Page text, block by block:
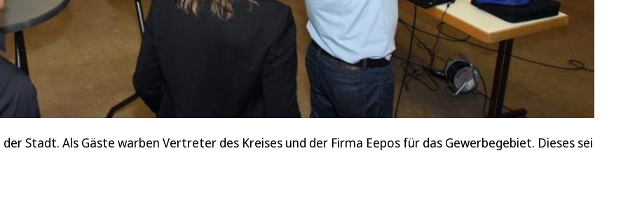
Stadt. Als Gäste warben Vertreter des Kreises und der Firma Eepos für das Gewerbegebiet. Dieses sei